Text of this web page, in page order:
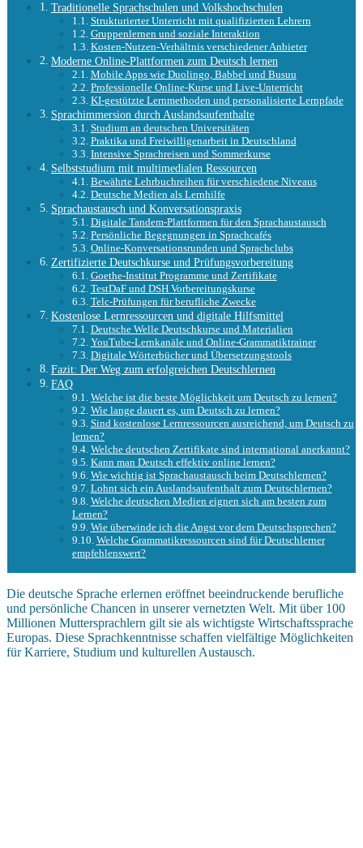
Traditionelle Sprachschulen und Volkshochschulen
Strukturierter Unterricht mit qualifizierten Lehrern
Gruppenlernen und soziale Interaktion
Kosten-Nutzen-Verhältnis verschiedener Anbieter
Moderne Online-Plattformen zum Deutsch lernen
Mobile Apps wie Duolingo, Babbel und Busuu
Professionelle Online-Kurse und Live-Unterricht
KI-gestützte Lernmethoden und personalisierte Lernpfade
Sprachimmersion durch Auslandsaufenthalte
Studium an deutschen Universitäten
Praktika und Freiwilligenarbeit in Deutschland
Intensive Sprachreisen und Sommerkurse
Selbststudium mit multimedialen Ressourcen
Bewährte Lehrbuchreihen für verschiedene Niveaus
Deutsche Medien als Lernhilfe
Sprachaustausch und Konversationspraxis
Digitale Tandem-Plattformen für den Sprachaustausch
Persönliche Begegnungen in Sprachcafés
Online-Konversationsrunden und Sprachclubs
Zertifizierte Deutschkurse und Prüfungsvorbereitung
Goethe-Institut Programme und Zertifikate
TestDaF und DSH Vorbereitungskurse
Telc-Prüfungen für berufliche Zwecke
Kostenlose Lernressourcen und digitale Hilfsmittel
Deutsche Welle Deutschkurse und Materialien
YouTube-Lernkanäle und Online-Grammatiktrainer
Digitale Wörterbücher und Übersetzungstools
Fazit: Der Weg zum erfolgreichen Deutschlernen
FAQ
Welche ist die beste Möglichkeit um Deutsch zu lernen?
Wie lange dauert es, um Deutsch zu lernen?
Sind kostenlose Lernressourcen ausreichend, um Deutsch zu
lernen?
Welche deutschen Zertifikate sind international anerkannt?
Kann man Deutsch effektiv online lernen?
Wie wichtig ist Sprachaustausch beim Deutschlernen?
Lohnt sich ein Auslandsaufenthalt zum Deutschlernen?
Welche deutschen Medien eignen sich am besten zum
Lernen?
Wie überwinde ich die Angst vor dem Deutschsprechen?
Welche Grammatikressourcen sind für Deutschlerner
empfehlenswert?
Die deutsche Sprache erlernen eröffnet beeindruckende berufliche
und persönliche Chancen in unserer vernetzten Welt. Mit über 100
Millionen Muttersprachlern gilt sie als wichtigste Wirtschaftssprache
Europas. Diese Sprachkenntnisse schaffen vielfältige Möglichkeiten
für Karriere, Studium und kulturellen Austausch.